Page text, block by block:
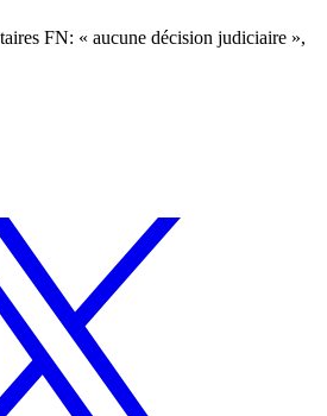
FN: « aucune décision judiciaire »,